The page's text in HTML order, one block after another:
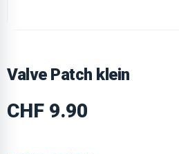
Valve Patch klein
CHF 9.90